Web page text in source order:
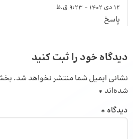
12 دی 1402 - 9:23 ق.ظ
پاسخ
دیدگاه خود را ثبت کنید
نشانی ایمیل شما منتشر نخواهد شد.
شده‌اند *
دیدگاه *